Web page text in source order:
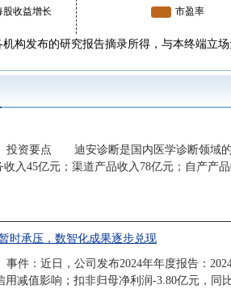
构发布的研究报告摘录所得，与本终端立
点 迪安诊断是国内医学诊断领域的创
入45亿元；渠道产品收入78亿元；自产产
时承压，数智化成果逐步兑现
近日，公司发布2024年年度报告：2024
用减值影响；扣非归母净利润-3.80亿元，同